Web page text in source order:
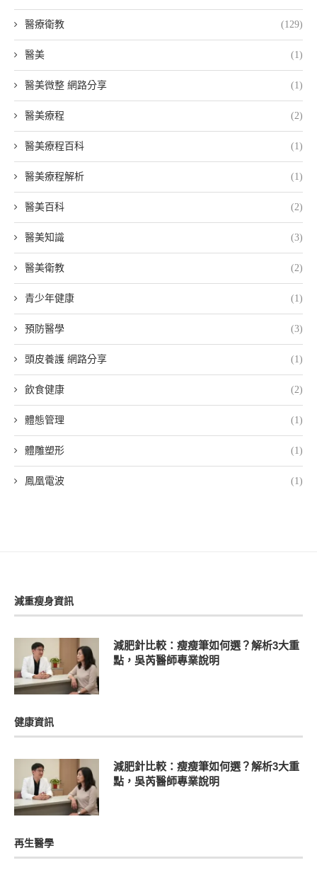
醫療衛教 (129)
醫美 (1)
醫美微整 網路分享 (1)
醫美療程 (2)
醫美療程百科 (1)
醫美療程解析 (1)
醫美百科 (2)
醫美知識 (3)
醫美衛教 (2)
青少年健康 (1)
預防醫學 (3)
頭皮養護 網路分享 (1)
飲食健康 (2)
體態管理 (1)
體雕塑形 (1)
鳳凰電波 (1)
減重瘦身資訊
減肥針比較：瘦瘦筆如何選？解析3大重
點，吳芮醫師專業說明
健康資訊
減肥針比較：瘦瘦筆如何選？解析3大重
點，吳芮醫師專業說明
再生醫學